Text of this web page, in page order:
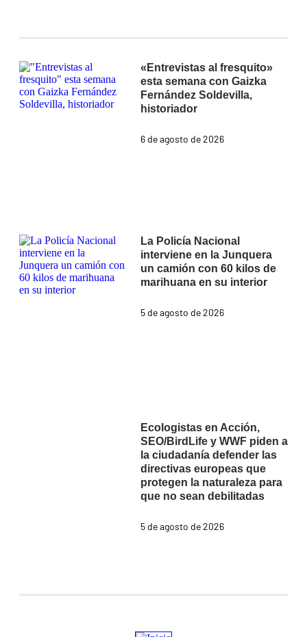
«Entrevistas al fresquito»
esta semana con Gaizka
Fernández Soldevilla,
historiador
6 de agosto de 2026
La Policía Nacional
interviene en la Junquera
un camión con 60 kilos de
marihuana en su interior
5 de agosto de 2026
Ecologistas en Acción,
SEO/BirdLife y WWF piden a
la ciudadanía defender las
directivas europeas que
protegen la naturaleza para
que no sean debilitadas
5 de agosto de 2026